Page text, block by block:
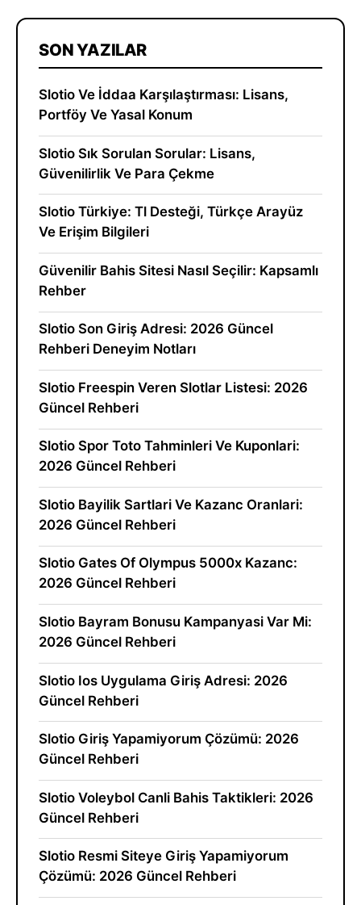
SON YAZILAR
Slotio Ve İddaa Karşılaştırması: Lisans,
Portföy Ve Yasal Konum
Slotio Sık Sorulan Sorular: Lisans,
Güvenilirlik Ve Para Çekme
Slotio Türkiye: Tl Desteği, Türkçe Arayüz
Ve Erişim Bilgileri
Güvenilir Bahis Sitesi Nasıl Seçilir: Kapsamlı
Rehber
Slotio Son Giriş Adresi: 2026 Güncel
Rehberi Deneyim Notları
Slotio Freespin Veren Slotlar Listesi: 2026
Güncel Rehberi
Slotio Spor Toto Tahminleri Ve Kuponlari:
2026 Güncel Rehberi
Slotio Bayilik Sartlari Ve Kazanc Oranlari:
2026 Güncel Rehberi
Slotio Gates Of Olympus 5000x Kazanc:
2026 Güncel Rehberi
Slotio Bayram Bonusu Kampanyasi Var Mi:
2026 Güncel Rehberi
Slotio Ios Uygulama Giriş Adresi: 2026
Güncel Rehberi
Slotio Giriş Yapamiyorum Çözümü: 2026
Güncel Rehberi
Slotio Voleybol Canli Bahis Taktikleri: 2026
Güncel Rehberi
Slotio Resmi Siteye Giriş Yapamiyorum
Çözümü: 2026 Güncel Rehberi